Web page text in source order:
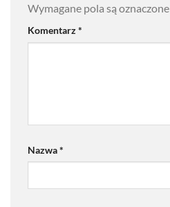
Wymagane pola są oznaczone
Komentarz*
Nazwa*